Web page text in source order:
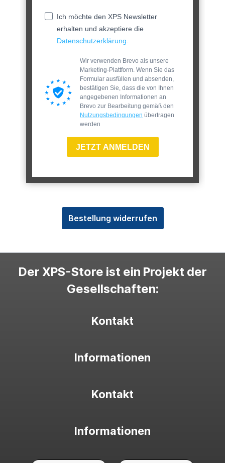
Ich möchte den XPS Newsletter
erhalten und akzeptiere die
Datenschutzerklärung.
Wir verwenden Brevo als unsere
Marketing-Plattform. Wenn Sie das
Formular ausfüllen und absenden,
bestätigen Sie, dass die von Ihnen
angegebenen Informationen an
Brevo zur Bearbeitung gemäß den
Nutzungsbedingungen übertragen
werden
JETZT ANMELDEN
Bestellung widerrufen
Der XPS-Store ist ein Projekt der
Gesellschaften:
Kontakt
Informationen
Kontakt
Informationen